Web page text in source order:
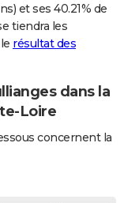
et ses 40.21% de
tiendra les
résultat des
dans la
Loire
concernent la